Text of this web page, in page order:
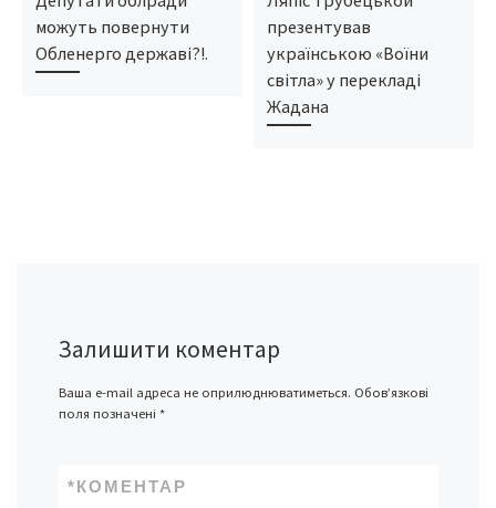
можуть повернути
Обленерго державі?!.
презентував
українською «Воїни
світла» у перекладі
Жадана
Залишити коментар
Ваша e-mail адреса не оприлюднюватиметься. Обов’язкові
поля позначені *
КОМЕНТАР
*